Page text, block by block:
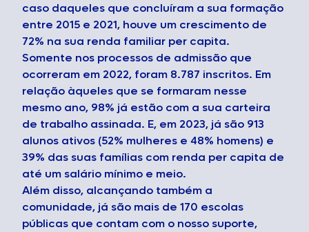
caso daqueles que concluíram a sua formação
entre 2015 e 2021, houve um crescimento de
72% na sua renda familiar per capita.
Somente nos processos de admissão que
ocorreram em 2022, foram 8.787 inscritos. Em
relação àqueles que se formaram nesse
mesmo ano, 98% já estão com a sua carteira
de trabalho assinada. E, em 2023, já são 913
alunos ativos (52% mulheres e 48% homens) e
39% das suas famílias com renda per capita de
até um salário mínimo e meio.
Além disso, alcançando também a
comunidade, já são mais de 170 escolas
públicas que contam com o nosso suporte,